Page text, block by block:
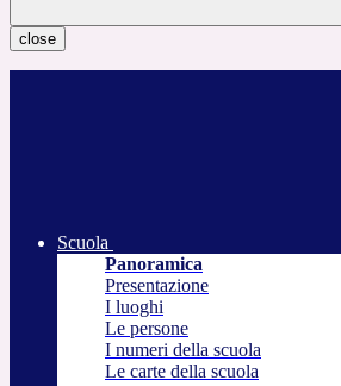
close
Scuola
Panoramica
Presentazione
I luoghi
Le persone
I numeri della scuola
Le carte della scuola